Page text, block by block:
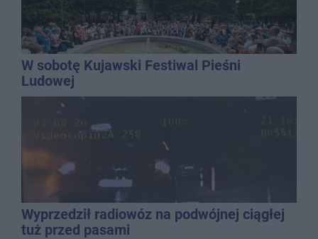
W sobotę Kujawski Festiwal Pieśni
Ludowej
Wyprzedził radiowóz na podwójnej ciągłej
tuż przed pasami